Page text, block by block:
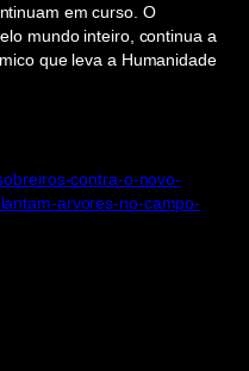
em curso. O
mundo inteiro, continua a
que leva a Humanidade
contra-o-novo-
arvores-no-campo-